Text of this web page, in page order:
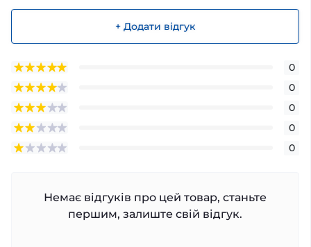
+ Додати відгук
0
0
0
0
0
Немає відгуків про цей товар, станьте
першим, залиште свій відгук.